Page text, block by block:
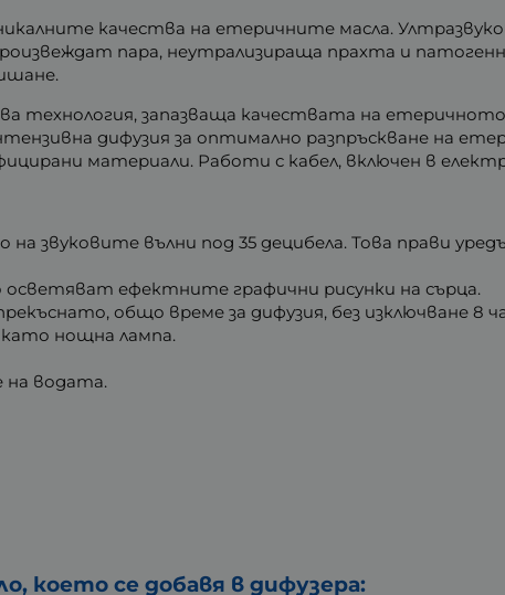
качества на етеричните масла.
пара, неутрализираща прахта и
технология, запазваща качествата на
дифузия за оптимално разпръскване на
материали. Работи с кабел, включен в
звуковите вълни под 35 децибела. Това прави
ефектните графични рисунки на сърца.
общо време за дифузия, без изключване 8
нощна лампа.
на водата.
което се добавя в дифузера: